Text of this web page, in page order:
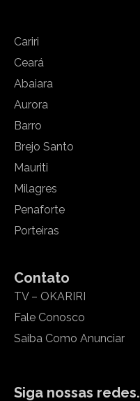
Cariri
Ceará
Abaiara
Aurora
Barro
Brejo Santo
Mauriti
Milagres
Penaforte
Porteiras
Contato
TV – OKARIRI
Fale Conosco
Saiba Como Anunciar
Siga nossas redes.